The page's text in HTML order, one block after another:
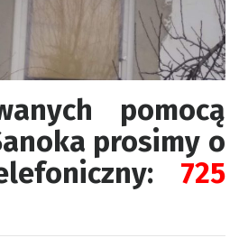
pomocą
prosimy o
725